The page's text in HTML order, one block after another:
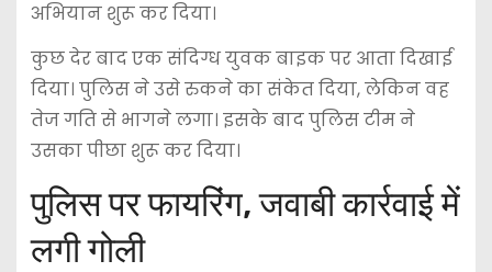
अभियान शुरू कर दिया।
कुछ देर बाद एक संदिग्ध युवक बाइक पर आता दिखाई
दिया। पुलिस ने उसे रुकने का संकेत दिया, लेकिन वह
तेज गति से भागने लगा। इसके बाद पुलिस टीम ने
उसका पीछा शुरू कर दिया।
पुलिस पर फायरिंग, जवाबी कार्रवाई में
लगी गोली